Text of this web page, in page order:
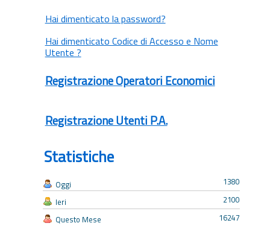
Hai dimenticato la password?
Hai dimenticato Codice di Accesso e Nome
Utente ?
Registrazione Operatori Economici
Registrazione Utenti P.A.
Statistiche
Oggi
Ieri
Questo Mese
1380
2100
16247